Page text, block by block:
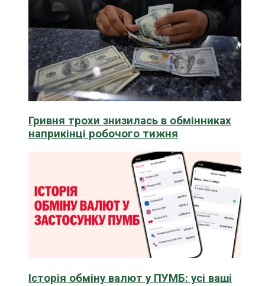
Гривня трохи знизилась в обмінниках
наприкінці робочого тижня
Історія обміну валют у ПУМБ: усі ваші